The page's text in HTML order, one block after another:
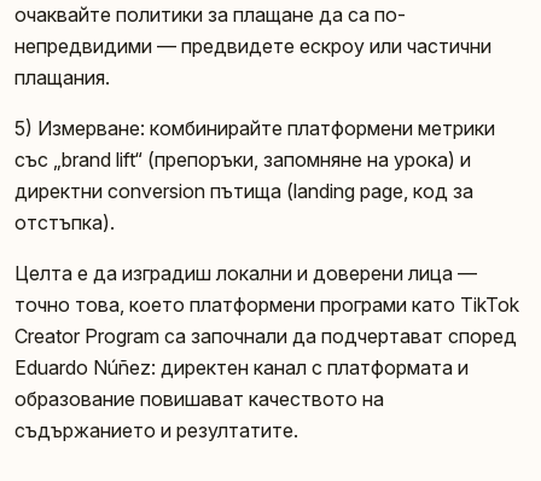
очаквайте политики за плащане да са по-
непредвидими — предвидете ескроу или частични
плащания.
5) Измерване: комбинирайте платформени метрики
със „brand lift“ (препоръки, запомняне на урока) и
директни conversion пътища (landing page, код за
отстъпка).
Целта е да изградиш локални и доверени лица —
точно това, което платформени програми като TikTok
Creator Program са започнали да подчертават според
Eduardo Núñez: директен канал с платформата и
образование повишават качеството на
съдържанието и резултатите.